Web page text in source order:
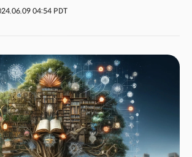
됐습니다. 스탠퍼드대 경제학자 닉 블룸과 알렉스
2023-2024년과 2019-2020년을 비교했습니다.
증가했으며, 75마일 이상은 32% 급증했습니다.
지하는 35마일 미만의 출근은 감소한 것으로
상은 특정 지역에 국한되지 않습니다. 스탠퍼드대
이상 통근하는 비율이 가장 많이 증가한 도시는 워싱턴
스 등입니다. 아이오와와 같은 지역에서도 비슷한
04:54 PDT